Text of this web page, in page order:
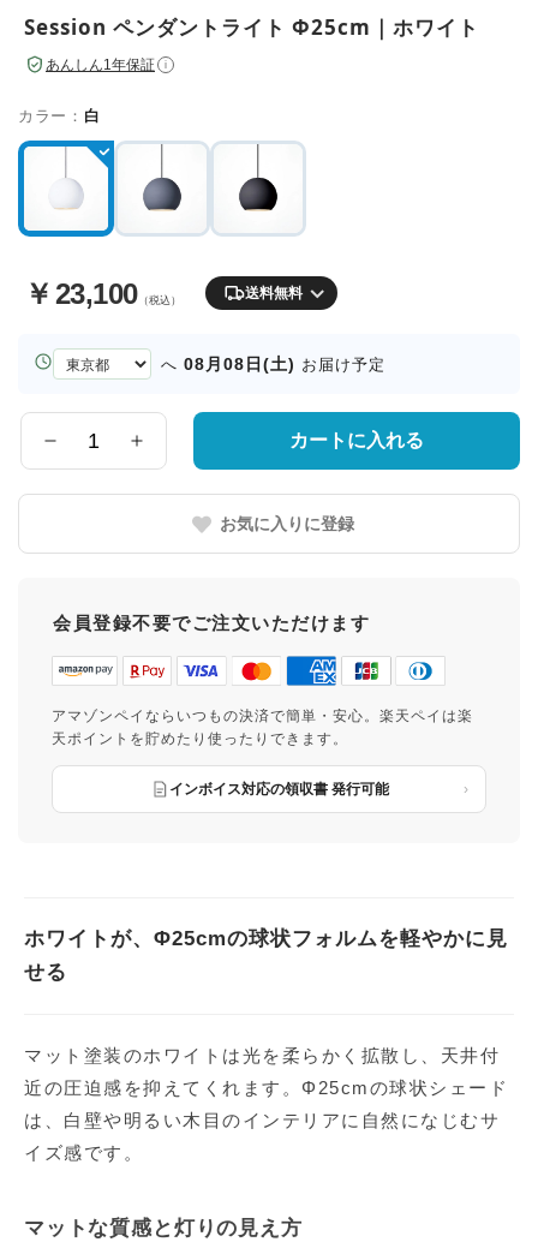
Session ペンダントライト Φ25cm｜ホワイト
あんしん1年保証 i
カラー： 白
￥ 23,100（税込） 送料無料
お
届
県
へ 08月08日(土) お届け予定
量
カートに入れる
お気に入りに登録
会員登録不要でご注文いただけます
アマゾンペイならいつもの決済で簡単・安心。楽天ペイは楽
天ポイントを貯めたり使ったりできます。
インボイス対応の領収書 発行可能
ホワイトが、Φ25cmの球状フォルムを軽やかに見
せる
マット塗装のホワイトは光を柔らかく拡散し、天井付
近の圧迫感を抑えてくれます。Φ25cmの球状シェード
は、白壁や明るい木目のインテリアに自然になじむサ
イズ感です。
マットな質感と灯りの見え方